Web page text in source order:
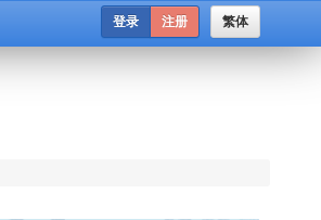
繁体
登录 注册